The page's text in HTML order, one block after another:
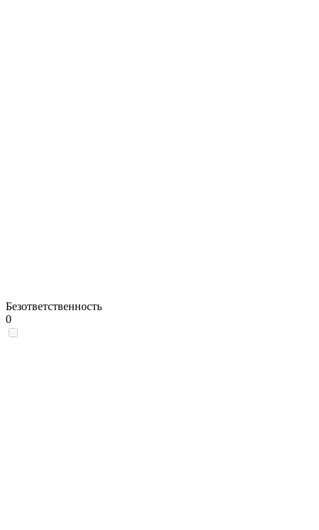
Безответственность
0